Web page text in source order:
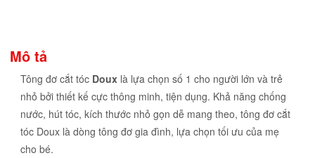
Mô tả
Tông đơ cắt tóc Douxlà lựa chọn số 1 cho người lớn và trẻ
nhỏ bởi thiết kế cực thông minh, tiện dụng. Khả năng chống
nước, hút tóc, kích thước nhỏ gọn dễ mang theo, tông đơ cắt
tóc Doux là dòng tông đơ gia đình, lựa chọn tối ưu của mẹ
cho bé.